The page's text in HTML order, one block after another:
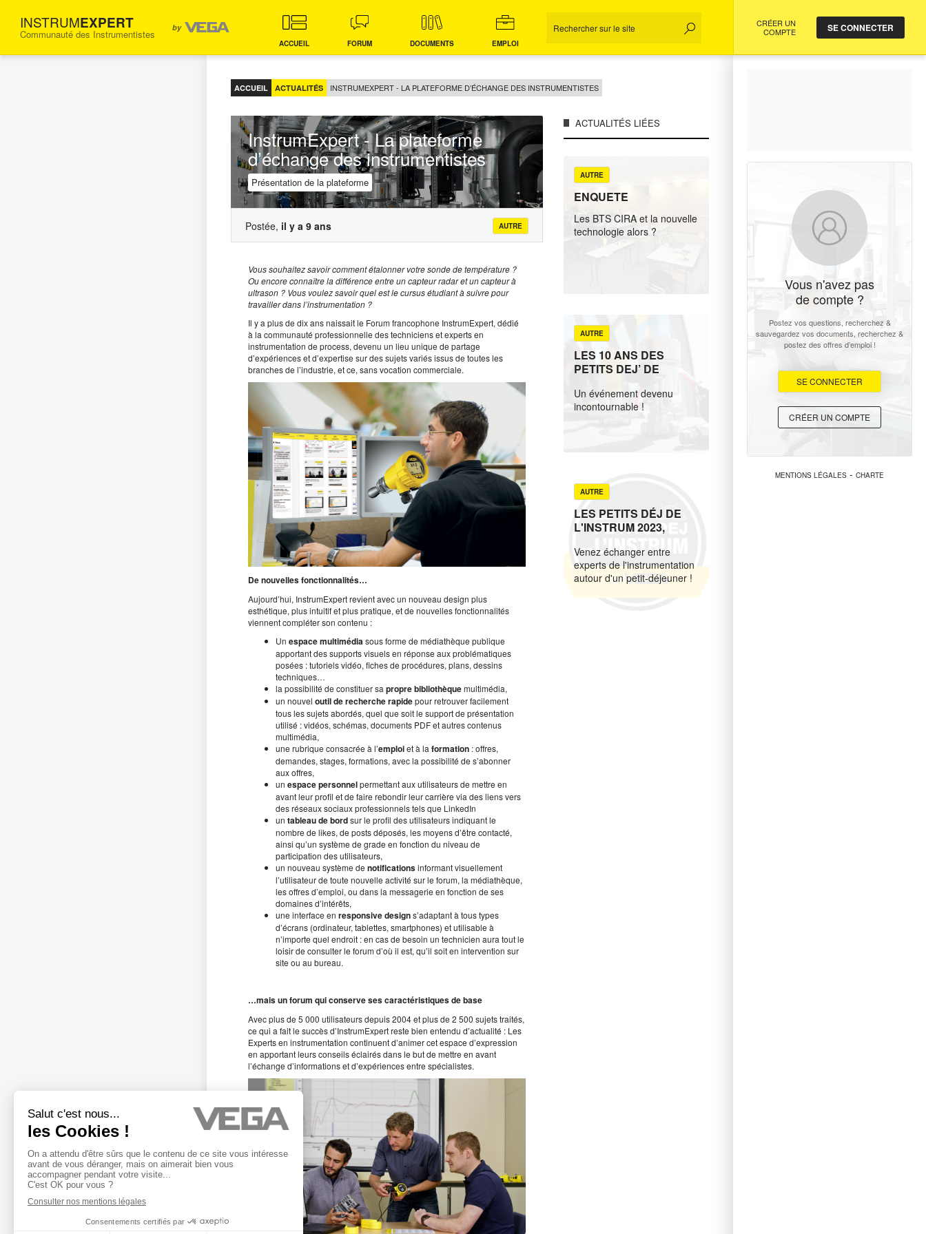
INSTRUMEXPERT
Communauté des Instrumentistes
D'ENTRAIDE
by
ACCUEIL FORUM DOCUMENTS EMPLOI
CRÉER UN
COMPTE
SE CONNECTER
ACCUEIL ACTUALITÉS INSTRUMEXPERT - LA PLATEFORME D’ÉCHANGE DES INSTRUMENTISTES
InstrumExpert - La plateforme
d’échange des instrumentistes
Présentation de la plateforme
Postée, il y a 9 ans AUTRE
Vous souhaitez savoir comment étalonner votre sonde de température ?
Ou encore connaître la différence entre un capteur radar et un capteur à
ultrason ? Vous voulez savoir quel est le cursus étudiant à suivre pour
travailler dans l’instrumentation ?
Il y a plus de dix ans naissait le Forum francophone InstrumExpert, dédié
à la communauté professionnelle des techniciens et experts en
instrumentation de process, devenu un lieu unique de partage
d’expériences et d’expertise sur des sujets variés issus de toutes les
branches de l’industrie, et ce, sans vocation commerciale.
De nouvelles fonctionnalités…
Aujourd’hui, InstrumExpert revient avec un nouveau design plus
esthétique, plus intuitif et plus pratique, et de nouvelles fonctionnalités
viennent compléter son contenu :
Un espace multimédiasous forme de médiathèque publique
apportant des supports visuels en réponse aux problématiques
posées : tutoriels vidéo, fiches de procédures, plans, dessins
techniques…
la possibilité de constituer sa propre bibliothèquemultimédia,
un nouvel outil de recherche rapidepour retrouver facilement
tous les sujets abordés, quel que soit le support de présentation
utilisé : vidéos, schémas, documents PDF et autres contenus
multimédia,
une rubrique consacrée à l’emploiet à la formation : offres,
demandes, stages, formations, avec la possibilité de s’abonner
aux offres,
un espace personnelpermettant aux utilisateurs de mettre en
avant leur profil et de faire rebondir leur carrière via des liens vers
des réseaux sociaux professionnels tels que LinkedIn
un tableau de bordsur le profil des utilisateurs indiquant le
nombre de likes, de posts déposés, les moyens d’être contacté,
ainsi qu’un système de grade en fonction du niveau de
participation des utilisateurs,
un nouveau système de notificationsinformant visuellement
l’utilisateur de toute nouvelle activité sur le forum, la médiathèque,
les offres d’emploi, ou dans la messagerie en fonction de ses
domaines d’intérêts,
une interface en responsive designs’adaptant à tous types
d’écrans (ordinateur, tablettes, smartphones) et utilisable à
n’importe quel endroit : en cas de besoin un technicien aura tout le
loisir de consulter le forum d’où il est, qu’il soit en intervention sur
site ou au bureau.
…mais un forum qui conserve ses caractéristiques de base
Avec plus de 5 000 utilisateurs depuis 2004 et plus de 2 500 sujets traités,
ce qui a fait le succès d’InstrumExpert reste bien entendu d’actualité : Les
Experts en instrumentation continuent d’animer cet espace d’expression
en apportant leurs conseils éclairés dans le but de mettre en avant
l’échange d’informations et d’expériences entre spécialistes.
ACTUALITÉS LIÉES
AUTRE
ENQUETE
Les BTS CIRA et la nouvelle
technologie alors ?
AUTRE
LES 10 ANS DES
PETITS DEJ’ DE
Un événement devenu
incontournable !
AUTRE
LES PETITS DÉJ DE
L'INSTRUM 2023,
Venez échanger entre
experts de l'instrumentation
autour d'un petit-déjeuner !
Vous n'avez pas
de compte ?
Postez vos questions, recherchez &
sauvegardez vos documents, recherchez &
postez des offres d’emploi !
SE CONNECTER
CRÉER UN COMPTE
MENTIONS LÉGALES - CHARTE